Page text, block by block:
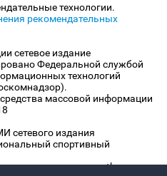
технологии.
рекомендательных
сетевое издание
Федеральной службой
технологий
массовой информации
сетевого издания
спортивный
издания «www.sportbox.ru»: